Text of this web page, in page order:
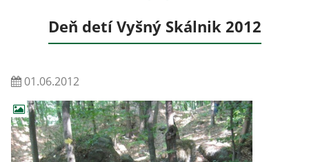
Deň detí Vyšný Skálnik 2012
01.06.2012